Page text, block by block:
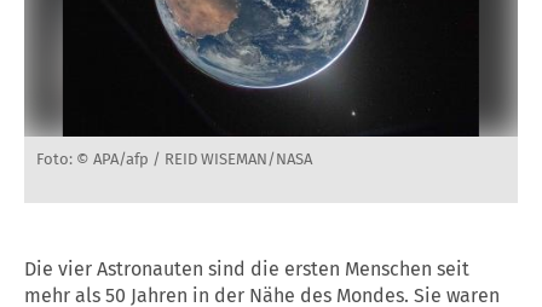
Foto: © APA/afp / REID WISEMAN/NASA
Die vier Astronauten sind die ersten Menschen seit
mehr als 50 Jahren in der Nähe des Mondes. Sie waren